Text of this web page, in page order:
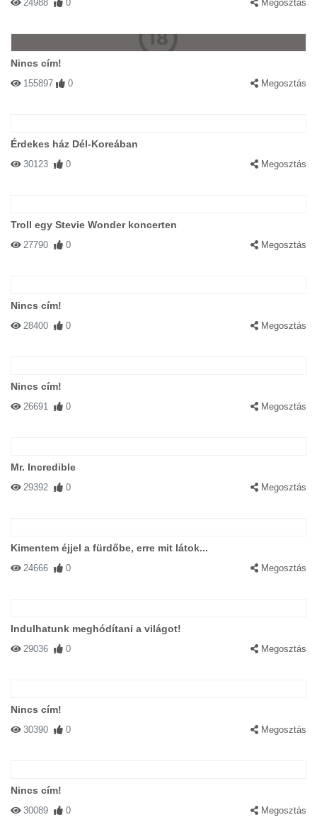
24988 0 Megosztás
Nincs cím!
155897 0 Megosztás
Érdekes ház Dél-Koreában
30123 0 Megosztás
Troll egy Stevie Wonder koncerten
27790 0 Megosztás
Nincs cím!
28400 0 Megosztás
Nincs cím!
26691 0 Megosztás
Mr. Incredible
29392 0 Megosztás
Kimentem éjjel a fürdőbe, erre mit látok...
24666 0 Megosztás
Indulhatunk meghódítani a világot!
29036 0 Megosztás
Nincs cím!
30390 0 Megosztás
Nincs cím!
30089 0 Megosztás